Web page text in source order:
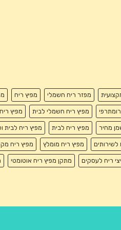
מפזר ריח חשמלי מפיץ ריח
מפיץ ריח חשמלי לבית מפיץ
מחיר מפיץ ריח לבית מפיץ ריח לבית
לשירותים מפיץ ריח מומלץ מפיץ ריח
ריח לעסקים מתקן מפיץ ריח אוטומטי